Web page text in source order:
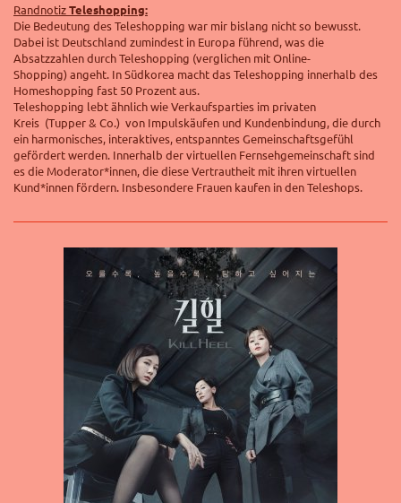
RandnotizTeleshopping:
Die Bedeutung des Teleshopping war mir bislang nicht so bewusst.
Dabei ist Deutschland zumindest in Europa führend, was die
Absatzzahlen durch Teleshopping (verglichen mit Online-
Shopping)angeht. In Südkorea macht das Teleshopping innerhalb des
Homeshopping fast 50 Prozent aus.
Teleshopping lebt ähnlich wie Verkaufsparties im privaten
Kreis (Tupper & Co.) von Impulskäufen und Kundenbindung, die durch
ein harmonisches, interaktives, entspanntes Gemeinschaftsgefühl
gefördert werden. Innerhalb der virtuellen Fernsehgemeinschaft sind
es die Moderator*innen, die diese Vertrautheit mit ihren virtuellen
Kund*innen fördern. Insbesondere Frauen kaufen in den Teleshops.